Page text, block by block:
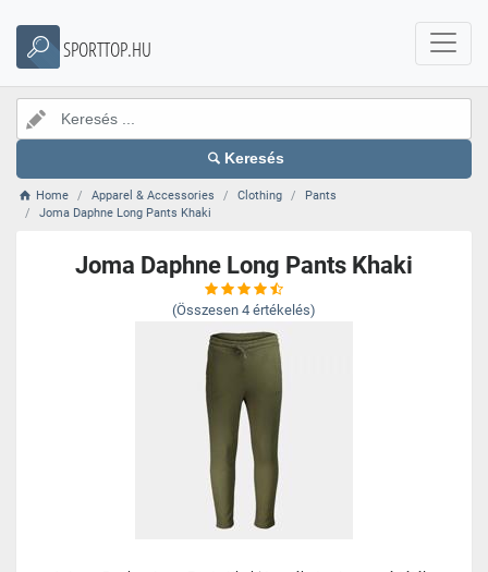
SPORTTOP.HU
Keresés
Home Apparel & Accessories Clothing
Pants
Joma Daphne Long Pants Khaki
Joma Daphne Long Pants Khaki
(Összesen 4 értékelés)